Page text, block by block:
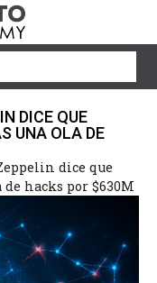
DICE QUE
UNA OLA DE
dice que
de hacks por $630M